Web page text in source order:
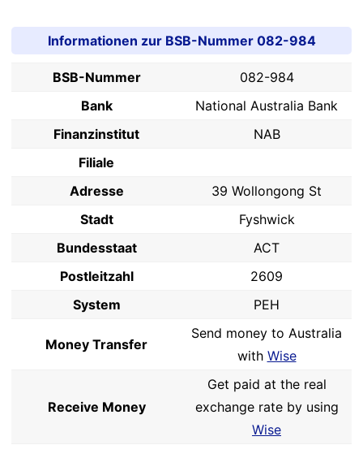
Informationen zur BSB-Nummer 082-984
BSB-Nummer
082-984
Bank
National Australia Bank
Finanzinstitut
NAB
Filiale
Adresse
39 Wollongong St
Stadt
Fyshwick
Bundesstaat
ACT
Postleitzahl
2609
System
PEH
Money Transfer
Send money to Australia
with Wise
Receive Money
Get paid at the real
exchange rate by using
Wise